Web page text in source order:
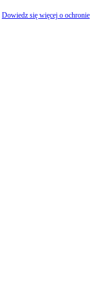
Dowiedz się więcej o ochronie